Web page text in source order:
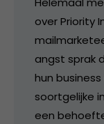
over Priority
angst sprak
hun
soortgelijke
een